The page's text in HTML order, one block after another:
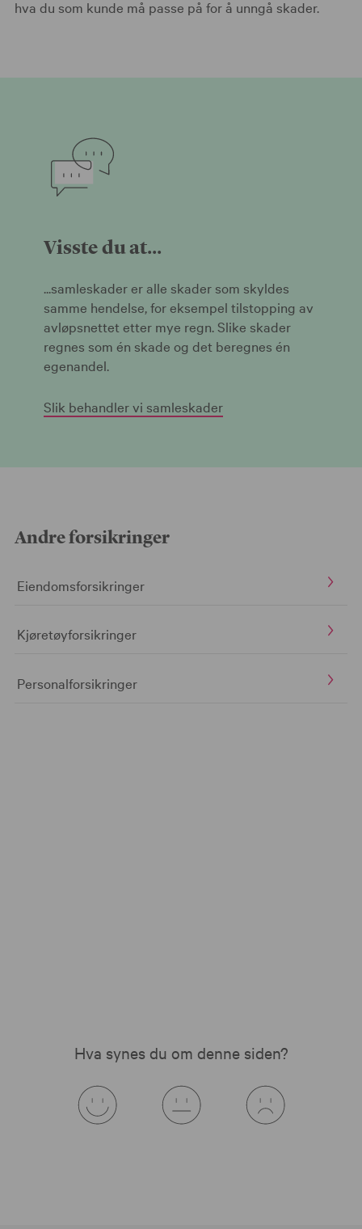
hva du som kunde må passe på for å unngå skader.
Visste du at...
...samleskader er alle skader som skyldes
samme hendelse, for eksempel tilstopping av
avløpsnettet etter mye regn. Slike skader
regnes som én skade og det beregnes én
egenandel.
Slik behandler vi samleskader
Andre forsikringer
Eiendomsforsikringer
Kjøretøyforsikringer
Personalforsikringer
Hva synes du om denne siden?